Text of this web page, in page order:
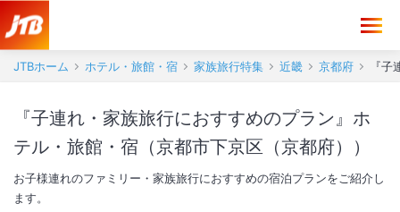
JTBホーム ホテル・旅館・宿 家族旅行特集 近畿 京都府 『
『子連れ・家族旅行におすすめのプラン』ホ
テル・旅館・宿（京都市下京区（京都府））
お子様連れのファミリー・家族旅行におすすめの宿泊プランをご紹介し
ます。